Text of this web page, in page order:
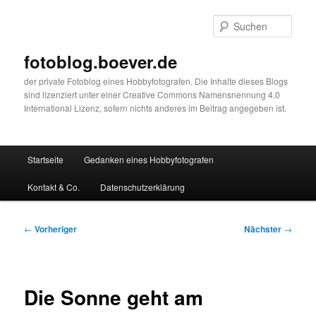
fotoblog.boever.de
der private Fotoblog eines Hobbyfotografen. Die Inhalte dieses Blogs
sind lizenziert unter einer Creative Commons Namensnennung 4.0
International Lizenz, sofern nichts anderes im Beitrag angegeben ist.
Startseite Gedanken eines Hobbyfotografen
Kontakt & Co. Datenschutzerklärung
Beitragsnavigation
← Vorheriger Nächster →
Die Sonne geht am